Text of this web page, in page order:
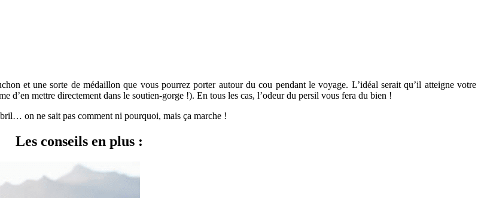
et une sorte de médaillon que vous pourrez porter autour du cou pendant le voyage. L’idéal serait qu’il atteigne votre
d’en mettre directement dans le soutien-gorge !). En tous les cas, l’odeur du persil vous fera du bien !
on ne sait pas comment ni pourquoi, mais ça marche !
Les conseils en plus :